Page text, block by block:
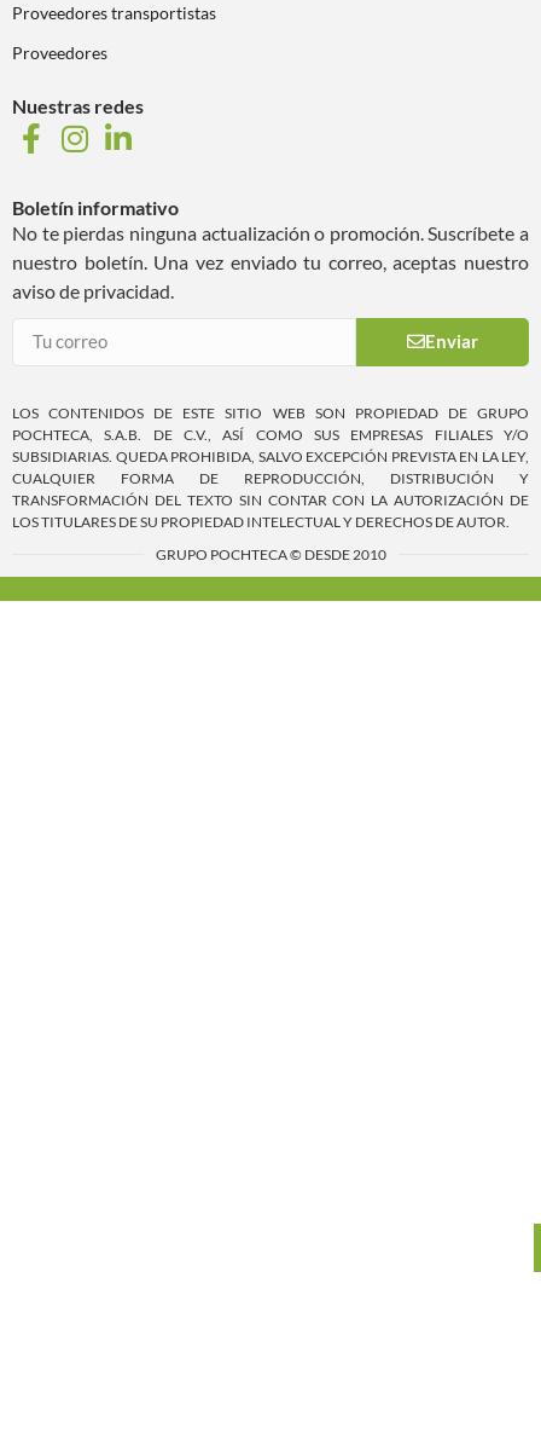
Proveedores transportistas
Proveedores
Nuestras redes
Boletín informativo
No te pierdas ninguna actualización o promoción. Suscríbete a
nuestro boletín. Una vez enviado tu correo, aceptas nuestro
aviso de privacidad.
Enviar
LOS CONTENIDOS DE ESTE SITIO WEB SON PROPIEDAD DE GRUPO
POCHTECA, S.A.B. DE C.V., ASÍ COMO SUS EMPRESAS FILIALES Y/O
SUBSIDIARIAS. QUEDA PROHIBIDA, SALVO EXCEPCIÓN PREVISTA EN LA LEY,
CUALQUIER FORMA DE REPRODUCCIÓN, DISTRIBUCIÓN Y
TRANSFORMACIÓN DEL TEXTO SIN CONTAR CON LA AUTORIZACIÓN DE
LOS TITULARES DE SU PROPIEDAD INTELECTUAL Y DERECHOS DE AUTOR.
GRUPO POCHTECA © DESDE 2010